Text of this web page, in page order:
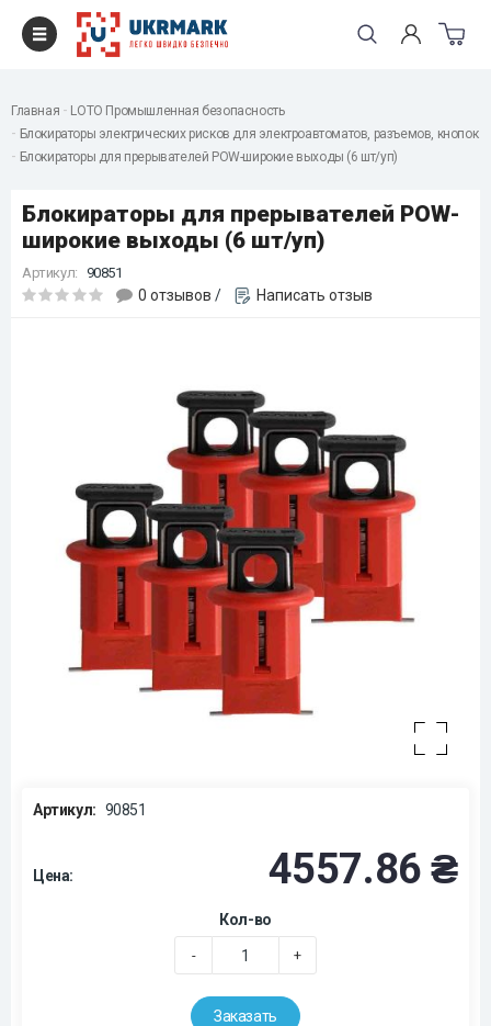
Главная
LOTO Промышленная безопасность
Блокираторы электрических рисков для электроавтоматов, разъемов, кнопок
Блокираторы для прерывателей POW-широкие выходы (6 шт/уп)
Блокираторы для прерывателей POW-
широкие выходы (6 шт/уп)
Артикул: 90851
0 отзывов / Написать отзыв
Артикул: 90851
Цена: 4557.86 ₴
Кол-во
- +
Заказать